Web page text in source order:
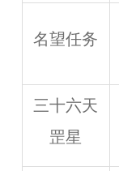
名望任务
三十六天
罡星